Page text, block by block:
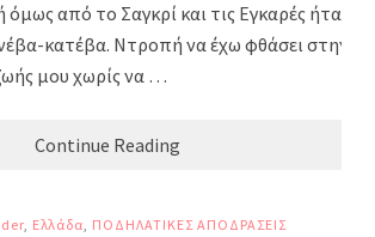
από το Σαγκρί και τις Εγκαρές ήταν
κατέβα. Ντροπή να έχω φθάσει στην
μου χωρίς να …
Continue Reading
, Ελλάδα, ΠΟΔΗΛΑΤΙΚΕΣ ΑΠΟΔΡΑΣΕΙΣ